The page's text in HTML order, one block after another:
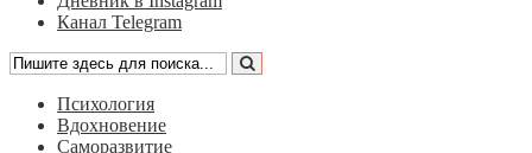
Канал Telegram
Психология
Вдохновение
Саморазвитие